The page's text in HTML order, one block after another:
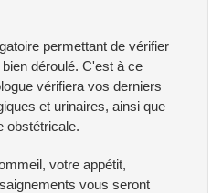
permettant de vérifier
déroulé. C'est à ce
vérifiera vos derniers
et urinaires, ainsi que
obstétricale.
votre appétit,
vous seront